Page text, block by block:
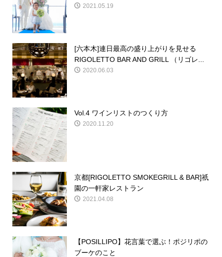
2021.05.19
[六本木]連日最高の盛り上がりを見せる
RIGOLETTO BAR AND GRILL （リゴレ...
2020.06.03
Vol.4 ワインリストのつくり方
2020.11.20
京都[RIGOLETTO SMOKEGRILL & BAR]祇
園の一軒家レストラン
2021.04.08
【POSILLIPO】花言葉で選ぶ！ポジリポの
ブーケのこと